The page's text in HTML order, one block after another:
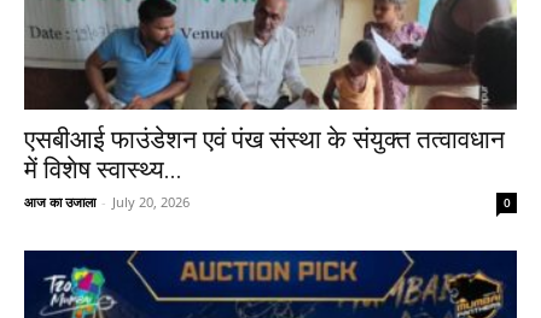
एसबीआई फाउंडेशन एवं पंख संस्था के संयुक्त तत्वावधान
में विशेष स्वास्थ्य...
आज का उजाला - July 20, 2026 0